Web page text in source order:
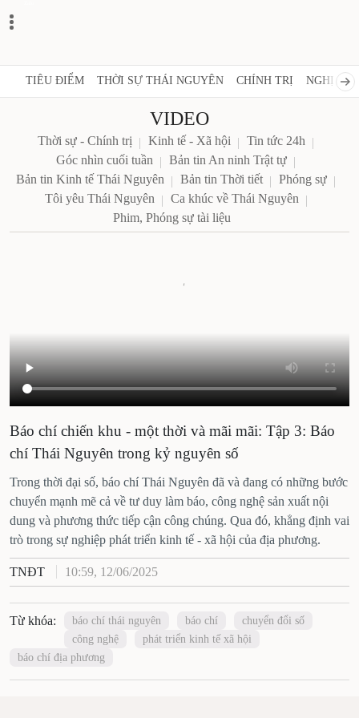
TIÊU ĐIỂM THỜI SỰ THÁI NGUYÊN CHÍNH TRỊ NGHỊ
VIDEO
Thời sự - Chính trị Kinh tế - Xã hội
Tin tức 24h
Góc nhìn cuối tuần
Bản tin An ninh Trật tự
Bản tin Kinh tế Thái Nguyên
Bản tin Thời tiết
Phóng sự
Tôi yêu Thái Nguyên
Ca khúc về Thái Nguyên
Phim, Phóng sự tài liệu
Báo chí chiến khu - một thời và mãi mãi: Tập 3: Báo
chí Thái Nguyên trong kỷ nguyên số
Trong thời đại số, báo chí Thái Nguyên đã và đang có những bước
chuyển mạnh mẽ cả về tư duy làm báo, công nghệ sản xuất nội
dung và phương thức tiếp cận công chúng. Qua đó, khẳng định vai
trò trong sự nghiệp phát triển kinh tế - xã hội của địa phương.
TNĐT 10:59, 12/06/2025
Từ khóa: báo chí thái nguyên báo chí
chuyển đổi số
công nghệ
phát triển kinh tế xã hội
báo chí địa phương